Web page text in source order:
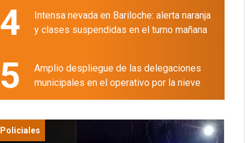
4
Intensa nevada en Bariloche: alerta naranja
y clases suspendidas en el turno mañana
5
Amplio despliegue de las delegaciones
municipales en el operativo por la nieve
Policiales